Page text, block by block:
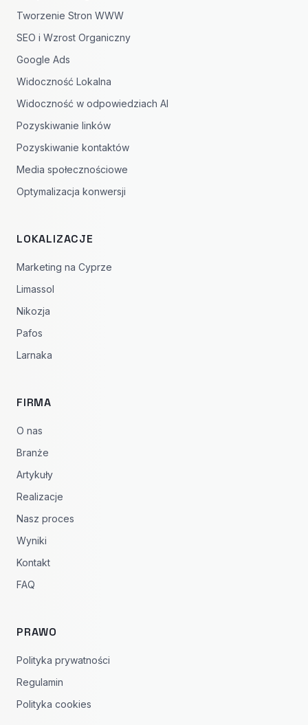
Tworzenie Stron WWW
SEO i Wzrost Organiczny
Google Ads
Widoczność Lokalna
Widoczność w odpowiedziach AI
Pozyskiwanie linków
Pozyskiwanie kontaktów
Media społecznościowe
Optymalizacja konwersji
LOKALIZACJE
Marketing na Cyprze
Limassol
Nikozja
Pafos
Larnaka
FIRMA
O nas
Branże
Artykuły
Realizacje
Nasz proces
Wyniki
Kontakt
FAQ
PRAWO
Polityka prywatności
Regulamin
Polityka cookies